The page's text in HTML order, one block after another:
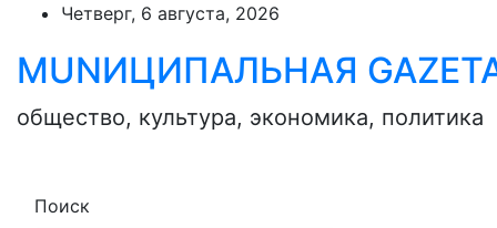
content
Четверг, 6 августа, 2026
MUNИЦИПАЛЬНАЯ
общество, культура, экономика, политика
Поиск